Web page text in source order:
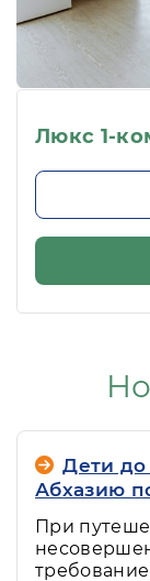
Люкс 1-
Дети до
Абхазию
При